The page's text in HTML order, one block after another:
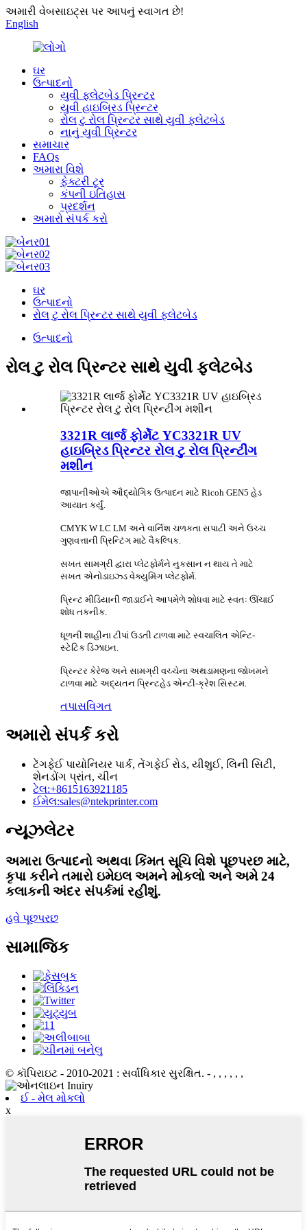
અમારી વેબસાઇટ્સ પર આપનું સ્વાગત છે!
English
ઘર
ઉત્પાદનો
યુવી ફ્લેટબેડ પ્રિન્ટર
યુવી હાઇબ્રિડ પ્રિન્ટર
રોલ ટુ રોલ પ્રિન્ટર સાથે યુવી ફ્લેટબેડ
નાનું યુવી પ્રિન્ટર
સમાચાર
FAQs
અમારા વિશે
ફેક્ટરી ટૂર
કંપની ઇતિહાસ
પ્રદર્શન
અમારો સંપર્ક કરો
ઘર
ઉત્પાદનો
રોલ ટુ રોલ પ્રિન્ટર સાથે યુવી ફ્લેટબેડ
ઉત્પાદનો
રોલ ટુ રોલ પ્રિન્ટર સાથે યુવી ફ્લેટબેડ
3321R લાર્જ ફોર્મેટ YC3321R UV
હાઇબ્રિડ પ્રિન્ટર રોલ ટુ રોલ પ્રિન્ટીંગ
મશીન
જાપાનીઓએ ઔદ્યોગિક ઉત્પાદન માટે Ricoh GEN5 હેડ
આયાત કર્યું.
CMYK W LC LM અને વાર્નિશ ચળકતા સપાટી અને ઉચ્ચ
ગુણવત્તાની પ્રિન્ટિંગ માટે વૈકલ્પિક.
સખત સામગ્રી દ્વારા પ્લેટફોર્મને નુકસાન ન થાય તે માટે
સખત એનોડાઇઝ્ડ વેક્યુમિંગ પ્લેટફોર્મ.
પ્રિન્ટ મીડિયાની જાડાઈને આપમેળે શોધવા માટે સ્વતઃ ઊંચાઈ
શોધ તકનીક.
ધૂળની શાહીના ટીપાં ઉડતી ટાળવા માટે સ્વચાલિત એન્ટિ-
સ્ટેટિક ડિઝાઇન.
પ્રિન્ટર કેરેજ અને સામગ્રી વચ્ચેના અથડામણના જોખમને
ટાળવા માટે અદ્યતન પ્રિન્ટહેડ એન્ટી-ક્રેશ સિસ્ટમ.
તપાસવિગત
અમારો સંપર્ક કરો
ટેંગફેઈ પાયોનિયર પાર્ક, તેંગફેઈ રોડ, યીશુઈ, લિની સિટી,
શેનડોંગ પ્રાંત, ચીન
ટેલ:+8615163921185
ઈમેલ:sales@ntekprinter.com
ન્યૂઝલેટર
અમારા ઉત્પાદનો અથવા કિંમત સૂચિ વિશે પૂછપરછ માટે,
કૃપા કરીને તમારો ઇમેઇલ અમને મોકલો અને અમે 24
કલાકની અંદર સંપર્કમાં રહીશું.
હવે પૂછપરછ
સામાજિક
© કૉપિરાઇટ - 2010-2021 : સર્વાધિકાર સુરક્ષિત. - , , , , , ,
ઈ - મેલ મોકલો
x